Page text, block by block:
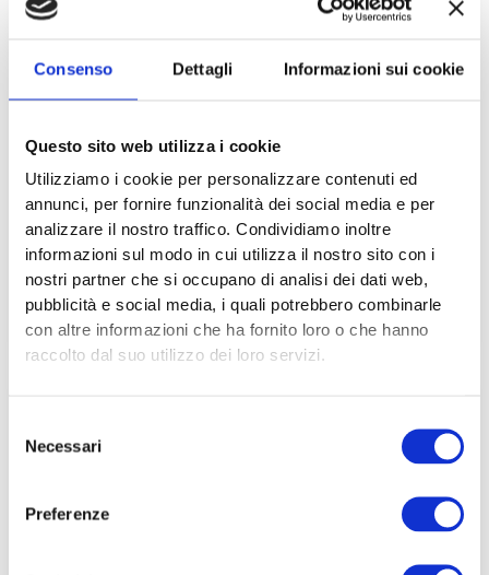
Consenso Dettagli Informazioni sui cookie
Questo sito web utilizza i cookie
Utilizziamo i cookie per personalizzare contenuti ed
annunci, per fornire funzionalità dei social media e per
analizzare il nostro traffico. Condividiamo inoltre
informazioni sul modo in cui utilizza il nostro sito con i
nostri partner che si occupano di analisi dei dati web,
pubblicità e social media, i quali potrebbero combinarle
con altre informazioni che ha fornito loro o che hanno
raccolto dal suo utilizzo dei loro servizi.
delNecessari
Preferenze
Valdinievole, in visita con la Banca
Mondiale
In collaborazione con Regione Toscana, Federsanità Anci
Toscana ha organizzato la visita di Andrea Bilotti,
referente regionale di Banca Mondiale all’equipe
multidisciplinare della Valdinievole, costituita